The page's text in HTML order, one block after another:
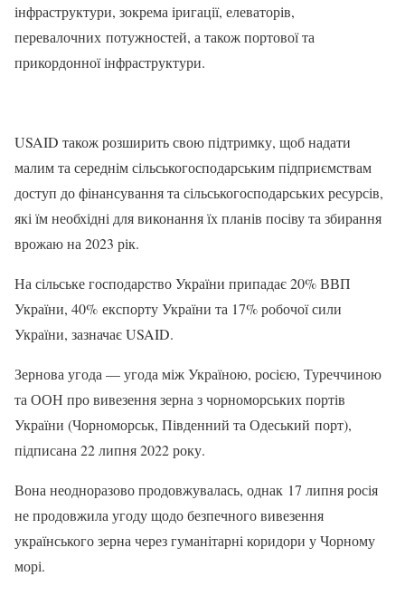
інфраструктури, зокрема іригації, елеваторів,
перевалочних потужностей, а також портової та
прикордонної інфраструктури.
USAID також розширить свою підтримку, щоб надати
малим та середнім сільськогосподарським підприємствам
доступ до фінансування та сільськогосподарських ресурсів,
які їм необхідні для виконання їх планів посіву та збирання
врожаю на 2023 рік.
На сільське господарство України припадає 20% ВВП
України, 40% експорту України та 17% робочої сили
України, зазначає USAID.
Зернова угода — угода між Україною, росією, Туреччиною
та ООН про вивезення зерна з чорноморських портів
України (Чорноморськ, Південний та Одеський порт),
підписана 22 липня 2022 року.
Вона неодноразово продовжувалась, однак 17 липня росія
не продовжила угоду щодо безпечного вивезення
українського зерна через гуманітарні коридори у Чорному
морі.